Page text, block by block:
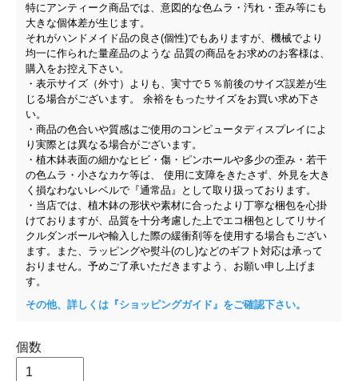
特にアンティーク商品では、意図的な色ムラ・汚れ・歪み等にも
大きな個体差が生じます。
それがハンドメイド品の良さ(個性)でもありますが、機械でより
均一に作られた量産品のような 品質の商品をお求めのお客様は、
購入をお控え下さい。
・表示サイズ（外寸）よりも、実寸で５％前後のサイズ誤差が生
じる場合がございます。 余裕をもったサイズをお買い求め下さ
い。
・商品の色合いや質感はご使用のコンピュータディスプレイによ
り実際とは異なる場合がございます。
・植木鉢表面の細かなヒビ・傷・ピンホールや多少の歪み・若干
の色ムラ・小さなカケ等は、 使用に支障をきたさず、外見を大き
く損なわないレベルで『通常品』として取り扱っております。
・当店では、植木鉢の形状や素材に合ったより丁寧な梱包を心掛
けておりますが、品質を十分考慮した上でエコ梱包としてリサイ
クルダンボールや輸入した際の緩衝剤等を使用する場合もござい
ます。また、ラッピングや熨斗(のし)などのギフト対応は承って
おりません。予めご了承いただきますよう、お願い申し上げま
す。
その他、詳しくは『ショッピングガイド』をご確認下さい。
個数